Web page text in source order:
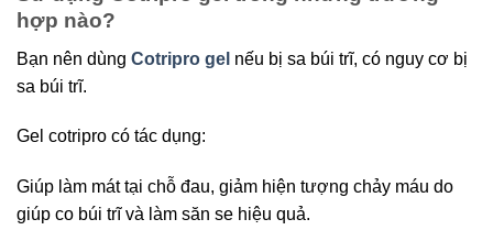
hợp nào?
Bạn nên dùng Cotripro gel nếu bị sa búi trĩ, có nguy cơ bị
sa búi trĩ.
Gel cotripro có tác dụng:
Giúp làm mát tại chỗ đau, giảm hiện tượng chảy máu do
giúp co búi trĩ và làm săn se hiệu quả.